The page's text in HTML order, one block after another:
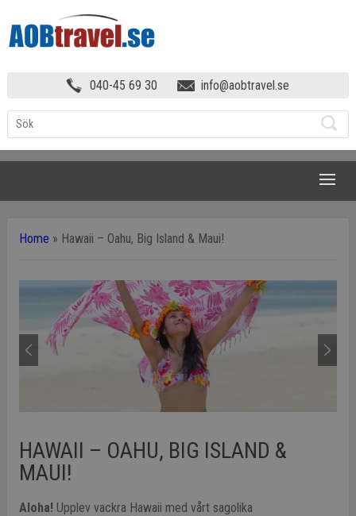
040-45 69 30 info@aobtravel.se
Home » Hawaii – Oahu, Big Island & Maui!
HAWAII – OAHU, BIG ISLAND &
MAUI!
Aloha! Upplev vackra Hawaii med vårt sagolika